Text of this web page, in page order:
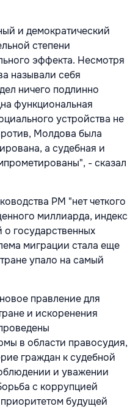
и демократический
степени
эффекта. Несмотря
называли себя
ничего подлинно
функциональная
устройства не
Молдова была
а судебная и
- сказал
РМ "нет четкого
миллиарда, индекс
о государственных
миграции стала еще
упало на самый
правление для
и искоренения
в области правосудия,
граждан к судебной
и уважении
с коррупцией
будущей